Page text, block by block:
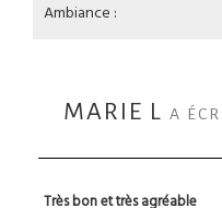
Ambiance :
MARIE L A
Très bon et très agréable